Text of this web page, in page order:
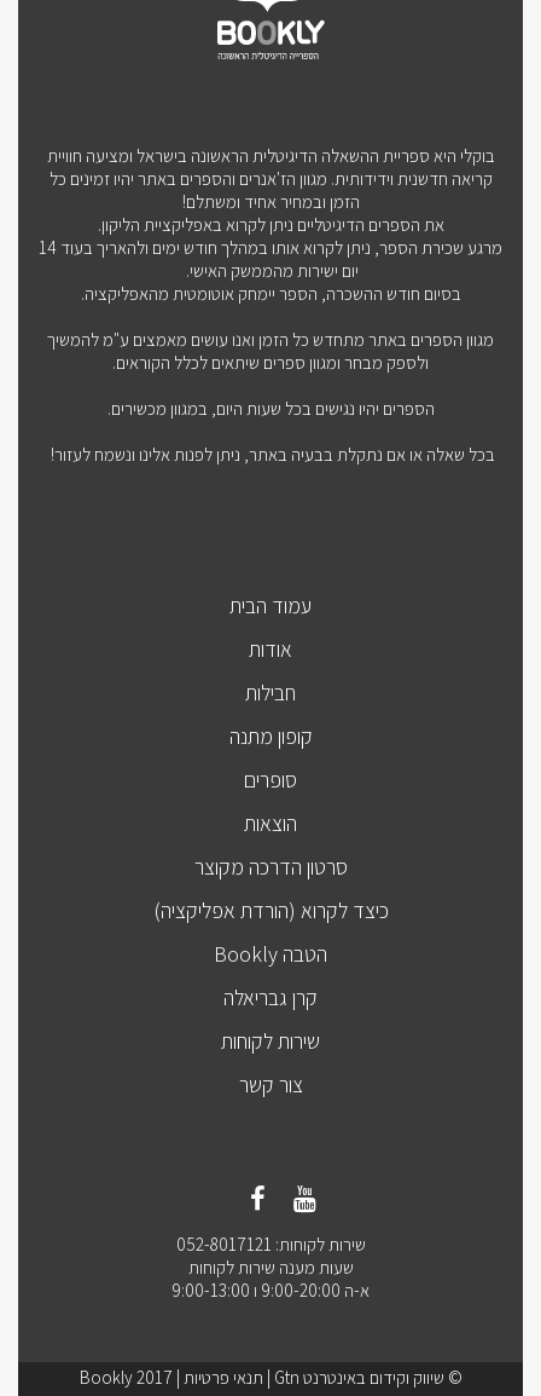
בוקלי היא ספריית ההשאלה הדיגיטלית הראשונה בישראל ומציעה חוויית
קריאה חדשנית וידידותית. מגוון הז'אנרים והספרים באתר יהיו זמינים כל
הזמן ובמחיר אחיד ומשתלם!
את הספרים הדיגיטליים ניתן לקרוא באפליקציית הליקון.
מרגע שכירת הספר, ניתן לקרוא אותו במהלך חודש ימים ולהאריך בעוד 14
יום ישירות מהממשק האישי.
בסיום חודש ההשכרה, הספר יימחק אוטומטית מהאפליקציה.
מגוון הספרים באתר מתחדש כל הזמן ואנו עושים מאמצים ע"מ להמשיך
ולספק מבחר ומגוון ספרים שיתאים לכלל הקוראים.
הספרים יהיו נגישים בכל שעות היום, במגוון מכשירים.
בכל שאלה או אם נתקלת בבעיה באתר, ניתן לפנות אלינו ונשמח לעזור!
עמוד הבית
אודות
חבילות
קופון מתנה
סופרים
הוצאות
סרטון הדרכה מקוצר
כיצד לקרוא (הורדת אפליקציה)
הטבה Bookly
קרן גבריאלה
שירות לקוחות
צור קשר
שירות לקוחות: 052-8017121
שעות מענה שירות לקוחות
א-ה 9:00-20:00 ו 9:00-13:00
© שיווק וקידום באינטרנט Gtn | תנאי פרטיות | Bookly 2017